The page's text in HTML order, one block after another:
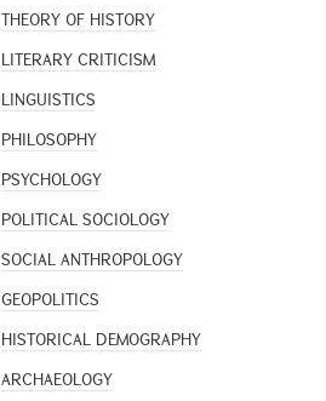
THEORY OF HISTORY
LITERARY CRITICISM
LINGUISTICS
PHILOSOPHY
PSYCHOLOGY
POLITICAL SOCIOLOGY
SOCIAL ANTHROPOLOGY
GEOPOLITICS
HISTORICAL DEMOGRAPHY
ARCHAEOLOGY